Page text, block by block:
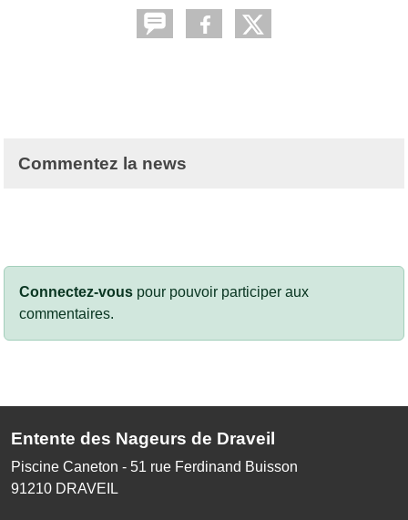
Commentez la news
Connectez-vous pour pouvoir participer aux
commentaires.
Entente des Nageurs de Draveil
Piscine Caneton - 51 rue Ferdinand Buisson
91210 DRAVEIL